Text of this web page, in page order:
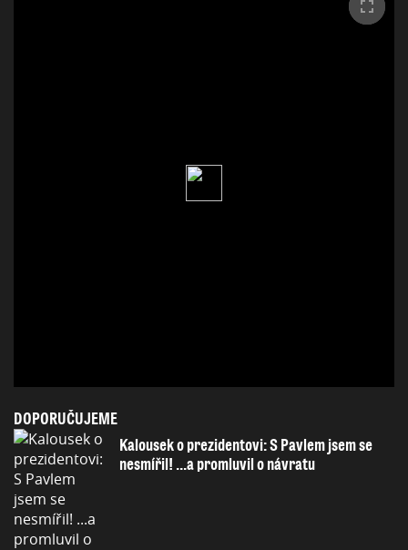
DOPORUČUJEME
Kalousek o prezidentovi: S Pavlem jsem se
nesmířil! ...a promluvil o návratu